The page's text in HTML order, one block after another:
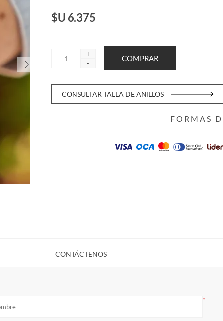
$U 6.375
+
-
CONSULTAR TALLA DE ANILLOS
FORMAS
CONTÁCTENOS
*